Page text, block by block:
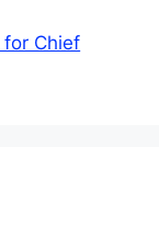
for Chief